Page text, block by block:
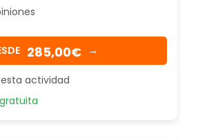
285,00€ →
actividad